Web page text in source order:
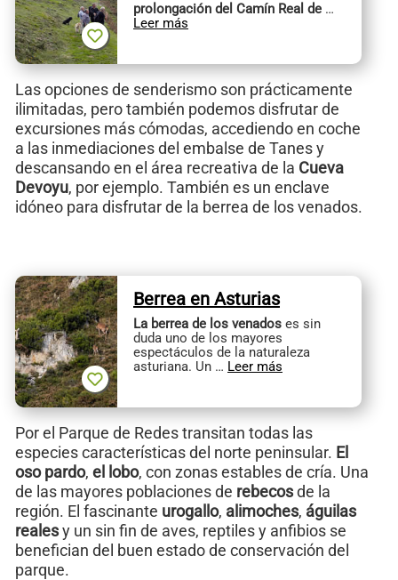
prolongación del Camín Real de …
Leer más
Las opciones de senderismo son prácticamente
ilimitadas, pero también podemos disfrutar de
excursiones más cómodas, accediendo en coche
a las inmediaciones del embalse de Tanes y
descansando en el área recreativa de la Cueva
Devoyu, por ejemplo. También es un enclave
idóneo para disfrutar de la berrea de los venados.
Berrea en Asturias
La berrea de los venados es sin
duda uno de los mayores
espectáculos de la naturaleza
asturiana. Un … Leer más
Por el Parque de Redes transitan todas las
especies características del norte peninsular. El
oso pardo, el lobo, con zonas estables de cría. Una
de las mayores poblaciones de rebecosde la
región. El fascinante urogallo, alimoches, águilas
realesy un sin fin de aves, reptiles y anfibios se
benefician del buen estado de conservación del
parque.